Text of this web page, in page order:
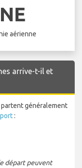
aérienne
arrive-t-il et
généralement
:
départ peuvent